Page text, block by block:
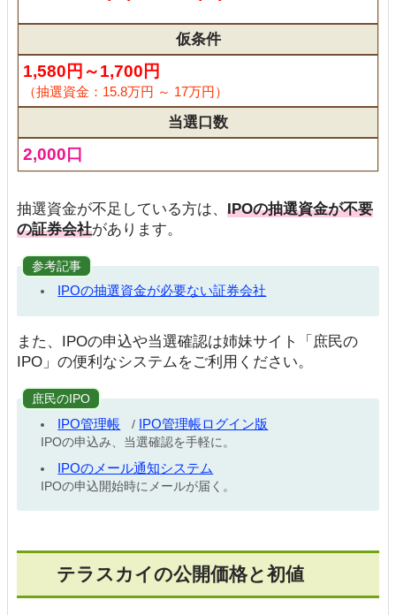
仮条件
1,580円～1,700円
（抽選資金：15.8万円 ～ 17万円）
当選口数
2,000口
抽選資金が不足している方は、 IPOの抽選資金が不要
の証券会社があります。
参考記事
IPOの抽選資金が必要ない証券会社
また、IPOの申込や当選確認は姉妹サイト「庶民の
IPO」の便利なシステムをご利用ください。
庶民のIPO
IPO管理帳 / IPO管理帳ログイン版
IPOの申込み、当選確認を手軽に。
IPOのメール通知システム
IPOの申込開始時にメールが届く。
テラスカイの公開価格と初値